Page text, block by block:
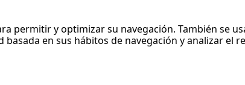
permitir y optimizar su navegación. También se
en sus hábitos de navegación y analizar el